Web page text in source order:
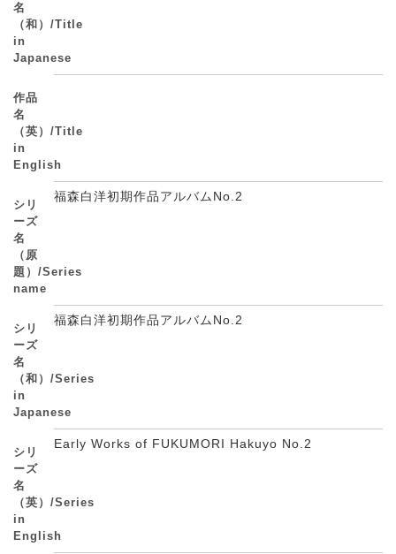
名
（和）/Title
in
Japanese
作品
名
（英）/Title
in
English
シリ
ーズ
名
（原
題）/Series
name
福森白洋初期作品アルバムNo.2
シリ
ーズ
名
（和）/Series
in
Japanese
福森白洋初期作品アルバムNo.2
シリ
ーズ
名
（英）/Series
in
English
Early Works of FUKUMORI Hakuyo No.2